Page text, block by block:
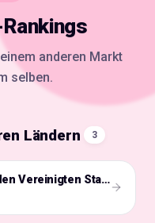
anderen Markt
selben.
Ländern 3
25 Top-Lifestyle-Influencer in den Vereinigten Staaten